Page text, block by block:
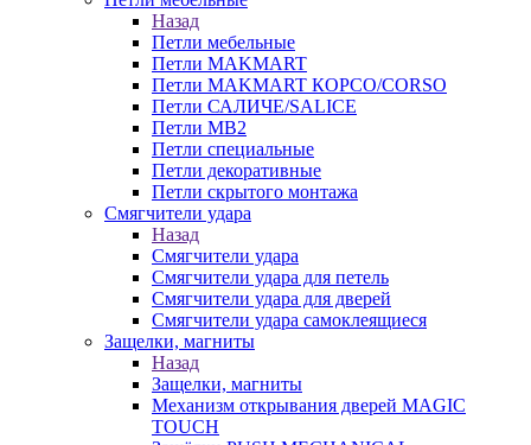
Назад
Петли мебельные
Петли MAKMART
Петли MAKMART КОРСО/CORSO
Петли САЛИЧЕ/SALICE
Петли MB2
Петли специальные
Петли декоративные
Петли скрытого монтажа
Смягчители удара
Назад
Смягчители удара
Смягчители удара для петель
Смягчители удара для дверей
Cмягчители удара самоклеящиеся
Защелки, магниты
Назад
Защелки, магниты
Механизм открывания дверей MAGIC
TOUCH